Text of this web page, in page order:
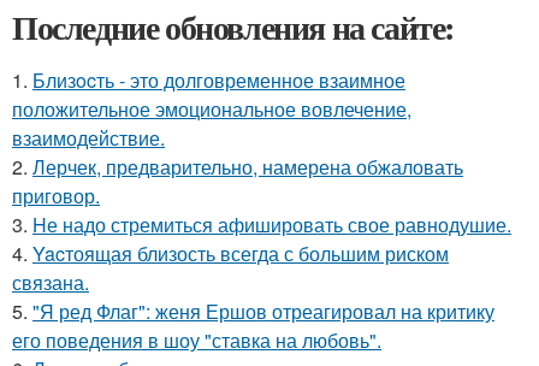
Последние обновления на сайте:
1. Близocть - это долговременное взаимное
положительное эмоциональное вовлечение,
взаимодействие.
2. Лерчек, предварительно, намерена обжаловать
приговор.
3. Hе надо стремиться афишировать свое равнодушие.
4. Yacтоящая близость всегда с большим риском
связана.
5. "Я ред Флаг": женя Ершов отреагировал на критику
его поведения в шоу "ставка на любовь".